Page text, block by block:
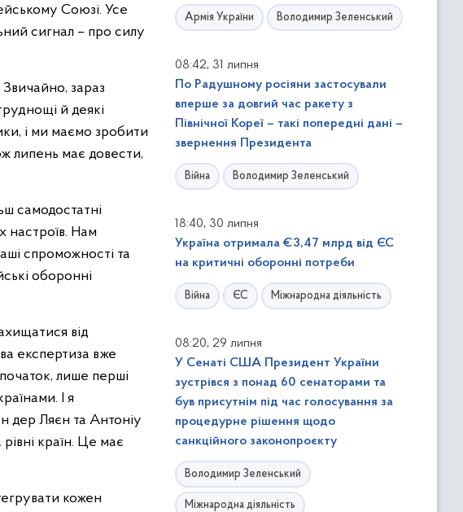
Союзі. Усе
сигнал – про силу
зараз
й деякі
і ми маємо зробити
липень має довести,
самодостатні
настроїв. Нам
спроможності та
оборонні
від
експертиза вже
лише перші
І я
дер Ляєн та Антоніу
країн. Це має
кожен
Армія України Володимир Зеленський
08:42, 31 липня
По Радушному росіяни застосували
вперше за довгий час ракету з
Північної Кореї – такі попередні дані –
звернення Президента
Війна Володимир Зеленський
18:40, 30 липня
Україна отримала €3,47 млрд від ЄС
на критичні оборонні потреби
Війна ЄС Міжнародна діяльність
08:20, 29 липня
У Сенаті США Президент України
зустрівся з понад 60 сенаторами та
був присутнім під час голосування за
процедурне рішення щодо
санкційного законопроєкту
Володимир Зеленський
Міжнародна діяльність